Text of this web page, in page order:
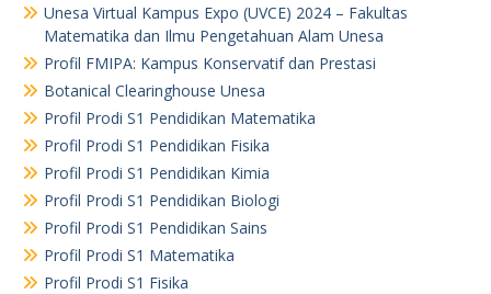
Unesa Virtual Kampus Expo (UVCE) 2024 – Fakultas
Matematika dan Ilmu Pengetahuan Alam Unesa
Profil FMIPA: Kampus Konservatif dan Prestasi
Botanical Clearinghouse Unesa
Profil Prodi S1 Pendidikan Matematika
Profil Prodi S1 Pendidikan Fisika
Profil Prodi S1 Pendidikan Kimia
Profil Prodi S1 Pendidikan Biologi
Profil Prodi S1 Pendidikan Sains
Profil Prodi S1 Matematika
Profil Prodi S1 Fisika